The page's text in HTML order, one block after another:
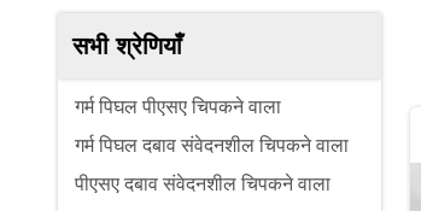
सभी श्रेणियाँ
गर्म पिघल पीएसए चिपकने वाला
गर्म पिघल दबाव संवेदनशील चिपकने वाला
पीएसए दबाव संवेदनशील चिपकने वाला